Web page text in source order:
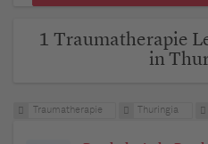
1 Traumatherapie
in
Traumatherapie Thuringia